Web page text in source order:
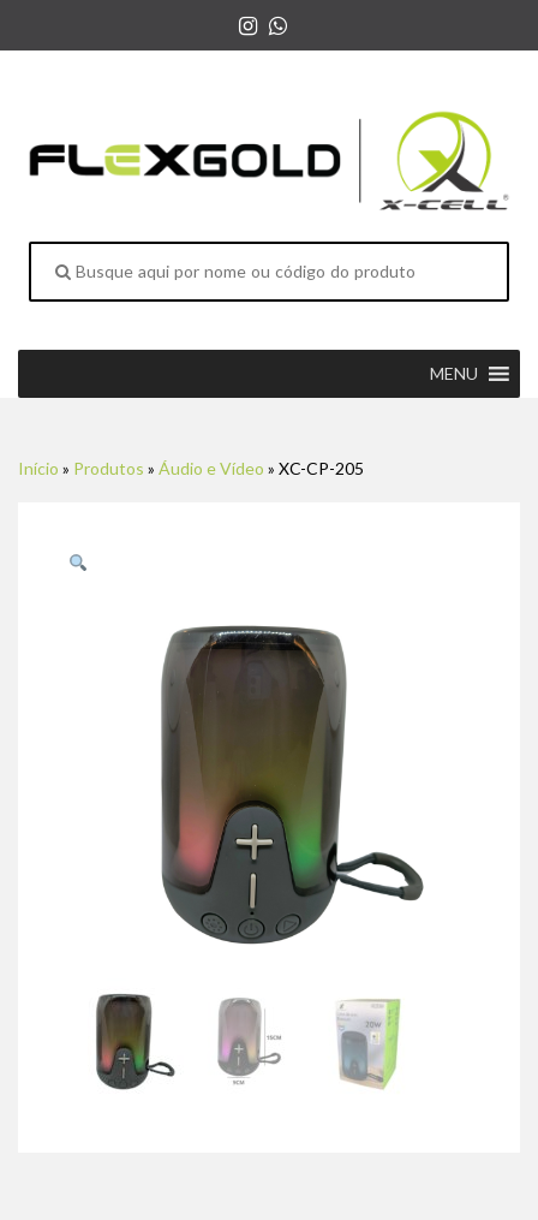
MENU
Início » Produtos » Áudio e Vídeo » XC-CP-205